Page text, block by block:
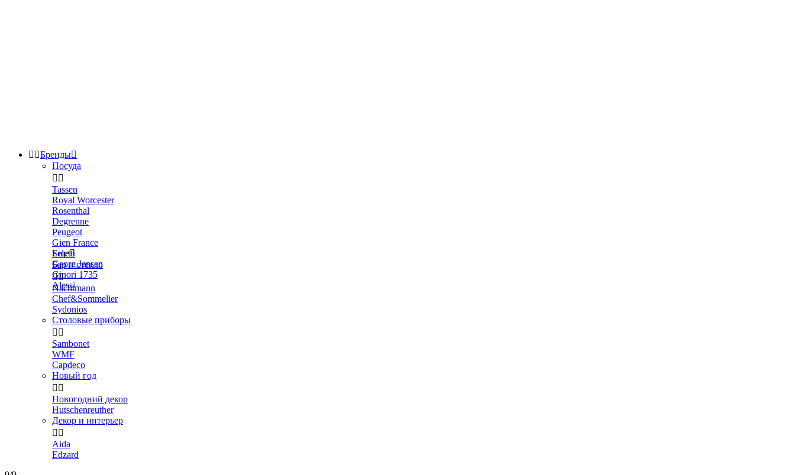
 Бренды
Посуда
 
Tassen
Royal Worcester
Rosenthal
Degrenne
Peugeot
Gien France
Seletti
Georg Jensen
Ginori 1735
Alessi
Еще
Бар и стекло

Nachtmann
Chef&Sommelier
Sydonios
Столовые приборы
 
Sambonet
WMF
Capdeco
Новый год
 
Новогодний декор
Hutschenreuther
Декор и интерьер
 
Aida
Edzard